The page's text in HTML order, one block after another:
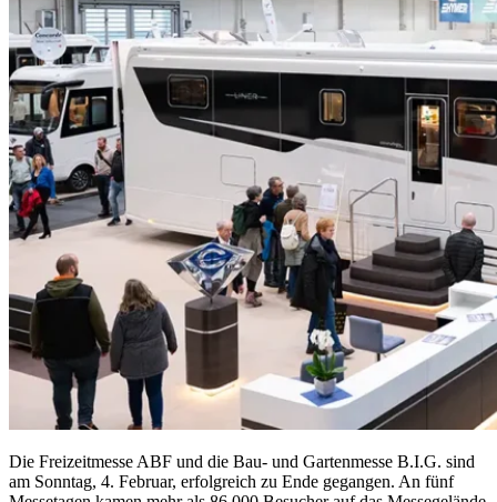
Die Freizeitmesse ABF und die Bau- und Gartenmesse B.I.G. sind
am Sonntag, 4. Februar, erfolgreich zu Ende gegangen. An fünf